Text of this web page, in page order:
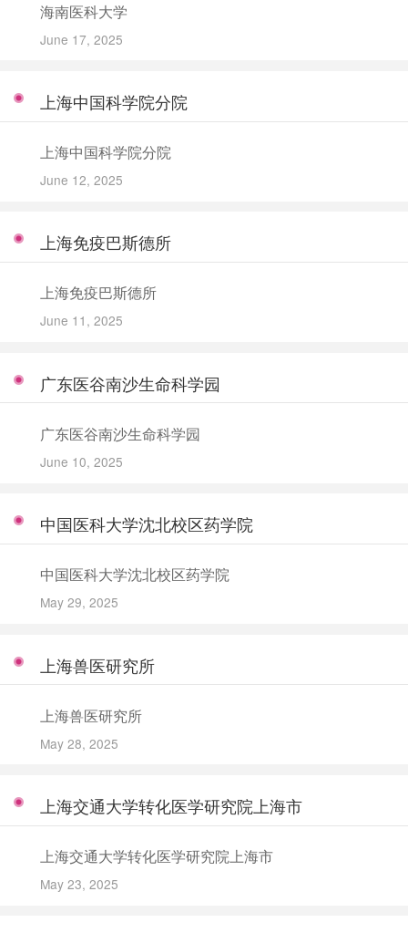
海南医科大学
June 17, 2025
上海中国科学院分院
上海中国科学院分院
June 12, 2025
上海免疫巴斯德所
上海免疫巴斯德所
June 11, 2025
广东医谷南沙生命科学园
广东医谷南沙生命科学园
June 10, 2025
中国医科大学沈北校区药学院
中国医科大学沈北校区药学院
May 29, 2025
上海兽医研究所
上海兽医研究所
May 28, 2025
上海交通大学转化医学研究院上海市
上海交通大学转化医学研究院上海市
May 23, 2025